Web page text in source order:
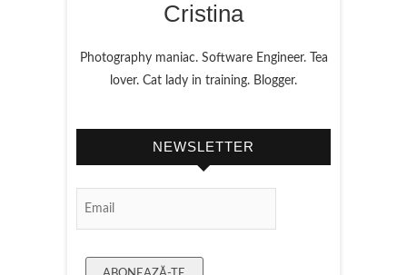
Cristina
Photography maniac. Software Engineer. Tea
lover. Cat lady in training. Blogger.
NEWSLETTER